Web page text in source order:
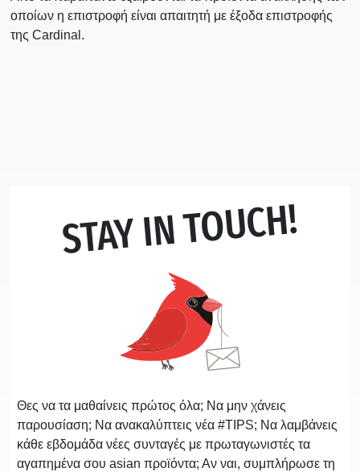
οποίων η επιστροφή είναι απαιτητή με έξοδα επιστροφής
της Cardinal.
STAY IN TOUCH!
Θες να τα μαθαίνεις πρώτος όλα; Να μην χάνεις
παρουσίαση; Να ανακαλύπτεις νέα #TIPS; Να λαμβάνεις
κάθε εβδομάδα νέες συνταγές με πρωταγωνιστές τα
αγαπημένα σου asian προϊόντα; Αν ναι, συμπλήρωσε τη